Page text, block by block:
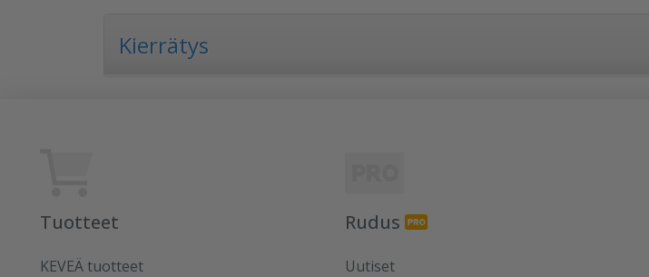
Kierrätys
Tuotteet
KEVEÄ tuotteet
Rudus
Uutiset